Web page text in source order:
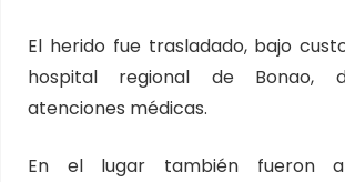
El herido fue trasladado, bajo
hospital regional de Bonao,
atenciones médicas.
En el lugar también fueron